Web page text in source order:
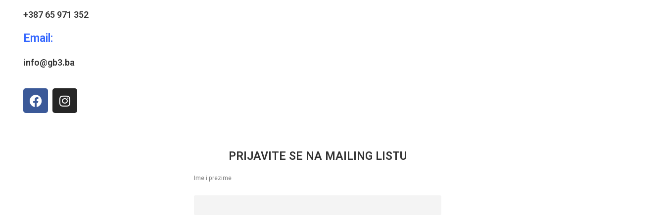
+387 65 971 352
Email:
info@gb3.ba
PRIJAVITE SE NA MAILING LISTU
Ime i prezime